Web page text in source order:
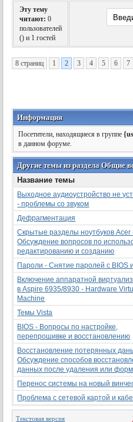
Эту тему
читают: 0
пользователей
() и 1 гостей
8 страниц 1 2 3 4 5 6 7
Информация
Посетители, находящиеся в группе
в данном форуме.
Другие темы из раздела Общие
Название темы
Выходное аудиоустройство не
- проблемы со звуком
Дефрагментация
Скрытые разделы ноутбуков Acer
Обсуждение вопросов по
редактированию и созданию
Пароли - Снятие паролей с BIOS
Включение аппаратной
в Aspire 6935/8930 - Hardware
Machine
Темы Vista
BIOS - Вопросы по настройке,
перепрошивке и восстановлению
Восстановление потерянных
Обсуждение способов
данных после удаления или
Перенос системы на новый
Проблема с сетевой картой и
Текстовая версия